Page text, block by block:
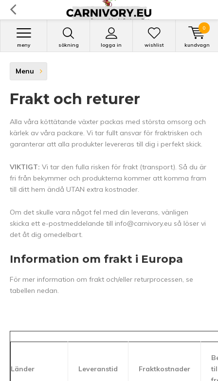
sökning logga in
meny wishlist kundvagn
0
Menu
Frakt och returer
Alla våra köttätande växter packas med största omsorg och
kärlek av våra packare. Vi tar fullt ansvar för fraktrisken och
garanterar att alla produkter levereras till dig i perfekt skick.
VIKTIGT: Vi tar den fulla risken för frakt (transport). Så du är
fri från bekymmer och produkterna kommer att komma fram
till ditt hem ändå UTAN extra kostnader.
Om det skulle vara något fel med din leverans, vänligen
skicka ett e-postmeddelande till info@carnivory.eu så löser vi
det åt dig omedelbart.
Information om frakt i Europa
För mer information om frakt och/eller returprocessen, se
tabellen nedan.
Länder Leveranstid Fraktkostnader